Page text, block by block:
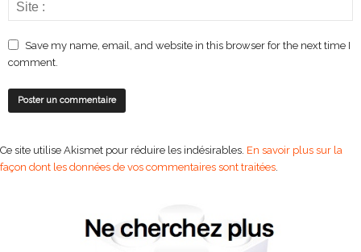
Save my name, email, and website in this browser for the next time I
comment.
Ce site utilise Akismet pour réduire les indésirables. En savoir plus sur la
façon dont les données de vos commentaires sont traitées